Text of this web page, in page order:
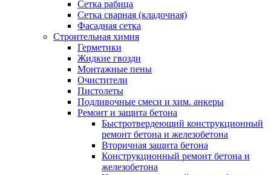
Сетка рабица
Сетка сварная (кладочная)
Фасадная сетка
Строительная химия
Герметики
Жидкие гвозди
Монтажные пены
Очистители
Пистолеты
Подливочные смеси и хим. анкеры
Ремонт и защита бетона
Быстротвердеющий конструкционный
ремонт бетона и железобетона
Вторичная защита бетона
Конструкционный ремонт бетона и
железобетона